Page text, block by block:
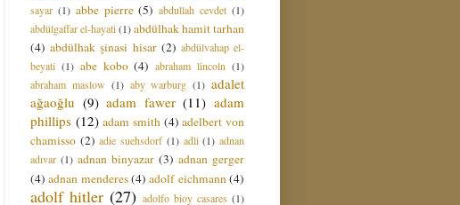
sayar (1) abbe pierre (5) abdullah cevdet (1)
abdülgaffar el-hayati(1)abdülhak hamit tarhan
(4) abdülhak şinasi hisar (2) abdülvahap el-
beyati (1) abe kobo (4) abraham lincoln (1)
abraham maslow (1) aby warburg (1) adalet
ağaoğlu (9) adam fawer (11) adam
phillips (12) adam smith (4) adelbert von
chamisso (2) adie suehsdorf (1) adli (1) adnan
adıvar (1) adnan binyazar (3) adnan gerger
(4) adnan menderes(4) adolf eichmann (4)
adolf hitler (27) adolfo bioy casares (1)